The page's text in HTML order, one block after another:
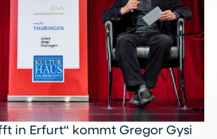
in Erfurt“ kommt Gregor Gysi